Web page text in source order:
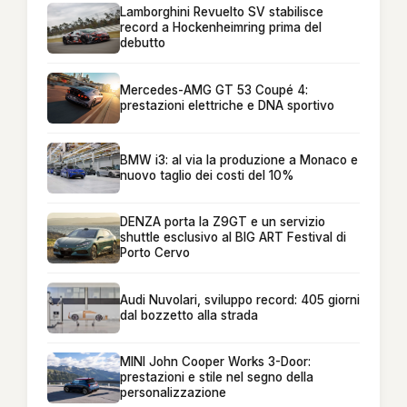
Lamborghini Revuelto SV stabilisce
record a Hockenheimring prima del
debutto
Mercedes-AMG GT 53 Coupé 4:
prestazioni elettriche e DNA sportivo
BMW i3: al via la produzione a Monaco e
nuovo taglio dei costi del 10%
DENZA porta la Z9GT e un servizio
shuttle esclusivo al BIG ART Festival di
Porto Cervo
Audi Nuvolari, sviluppo record: 405 giorni
dal bozzetto alla strada
MINI John Cooper Works 3-Door:
prestazioni e stile nel segno della
personalizzazione